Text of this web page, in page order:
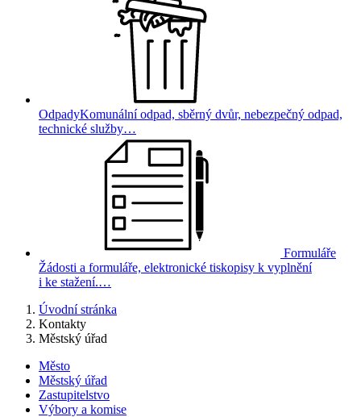
OdpadyKomunální odpad, sběrný dvůr, nebezpečný odpad,
technické služby…
Formuláře
Žádosti a formuláře, elektronické tiskopisy k vyplnění
i ke stažení.…
Úvodní stránka
Kontakty
Městský úřad
Město
Městský úřad
Zastupitelstvo
Výbory a komise